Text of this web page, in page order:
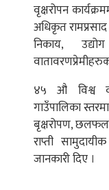
वृक्षरोपन
अधिकृत रामप्रसाद
निकाय,
४५ औ विश्व
गाउँपालिका
बृक्षरोपण, छलफल
राप्ती
जानकारी दिए ।